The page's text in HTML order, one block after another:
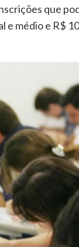
que
e médio e R$